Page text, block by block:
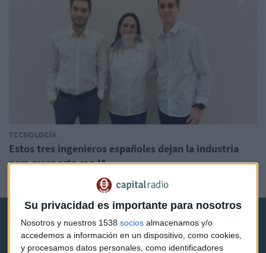
Su privacidad es importante para nosotros
Nosotros y nuestros 1538 socios almacenamos y/o
accedemos a información en un dispositivo, como cookies,
y procesamos datos personales, como identificadores
TECNOLOGÍA
Estos tres ingenieros españoles dejan la industria
para crear arte con IA